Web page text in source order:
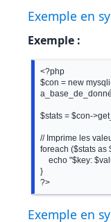
Exemple en
Exemple :
<?php
$con = new
$stats = $con-
// Imprime les
foreach ($stats as
}
Exemple en